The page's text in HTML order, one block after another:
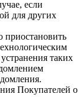
если
для других
приостановить
таких
Покупателей о